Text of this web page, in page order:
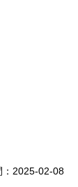
2025-02-08